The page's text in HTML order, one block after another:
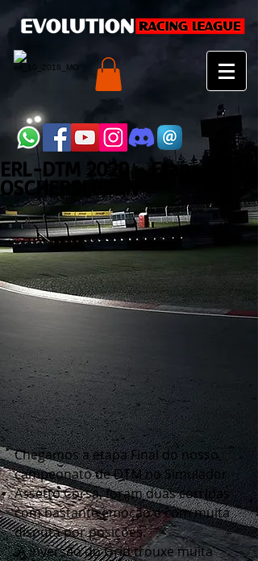
ERL-DTM 2020 - Etapa Final
OSCHERSLEBEN
Chegamos a etapa Final do nosso
campeonato de DTM no Simulador
Assetto Corsa, foram duas corridas
com bastante emoção e com muita
disputa por posições.
A inversão do Grid trouxe muita